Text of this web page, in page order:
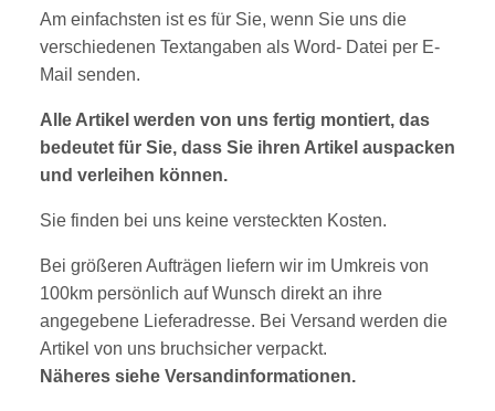
Am einfachsten ist es für Sie, wenn Sie uns die
verschiedenen Textangaben als Word- Datei per E-
Mail senden.
Alle Artikel werden von uns fertig montiert, das
bedeutet für Sie, dass Sie ihren Artikel auspacken
und verleihen können.
Sie finden bei uns keine versteckten Kosten.
Bei größeren Aufträgen liefern wir im Umkreis von
100km persönlich auf Wunsch direkt an ihre
angegebene Lieferadresse. Bei Versand werden die
Artikel von uns bruchsicher verpackt.
Näheres siehe Versandinformationen.